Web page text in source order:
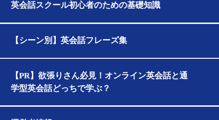
英会話スクール初心者のための基礎知識
【シーン別】英会話フレーズ集
【PR】欲張りさん必見！オンライン英会話と通
学型英会話どっちで学ぶ？